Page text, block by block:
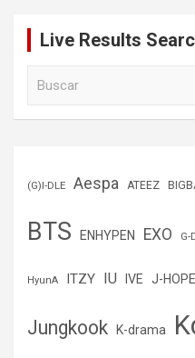
Live Results
(G)I-DLE Aespa ATEEZ
BTS ENHYPEN EXO G-
HyunA ITZY IU IVE J-HOPE
Jungkook K-drama